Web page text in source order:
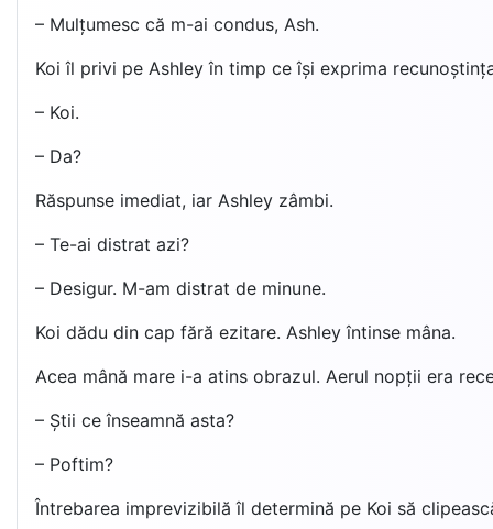
– Mulțumesc că m-ai condus, Ash.
Koi îl privi pe Ashley în timp ce își exprima
– Koi.
– Da?
Răspunse imediat, iar Ashley zâmbi.
– Te-ai distrat azi?
– Desigur. M-am distrat de minune.
Koi dădu din cap fără ezitare. Ashley întinse mâna.
Acea mână mare i-a atins obrazul. Aerul nopții era
– Știi ce înseamnă asta?
– Poftim?
Întrebarea imprevizibilă îl determină pe Koi să